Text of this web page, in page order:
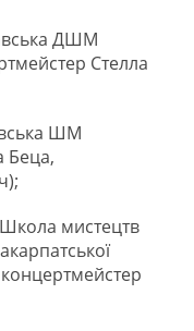
ДШМ
Стелла
ШМ
Беца,
мистецтв